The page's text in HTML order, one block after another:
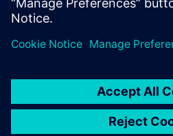
Kapanış Konuşması ve Ödül Çekilişi